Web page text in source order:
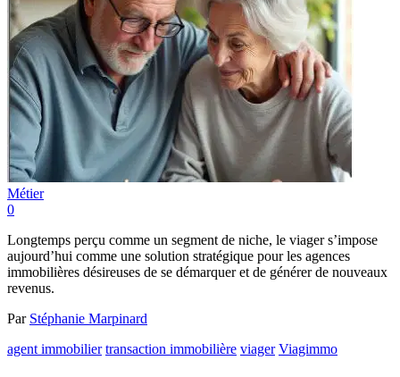
Métier
0
Longtemps perçu comme un segment de niche, le viager s’impose
aujourd’hui comme une solution stratégique pour les agences
immobilières désireuses de se démarquer et de générer de nouveaux
revenus.
Par Stéphanie Marpinard
agent immobilier transaction immobilière viager Viagimmo